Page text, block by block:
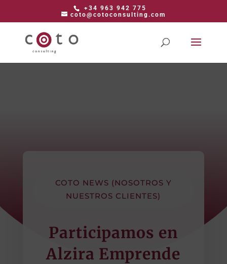
+34 963 942 775
coto@cotoconsulting.com
COTO NEWS (NOSOTROS Y
NUESTROS CLIENTES)
Participamos en
Alzira Emprende